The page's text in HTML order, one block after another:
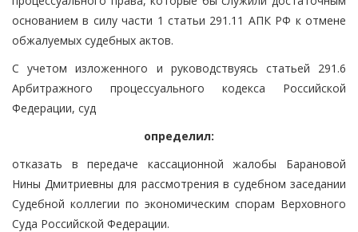
основанием в силу части 1 статьи 291.11 АПК РФ к отмене
обжалуемых судебных актов.
С учетом изложенного и руководствуясь статьей 291.6
Арбитражного процессуального кодекса Российской
Федерации, суд
определил:
отказать в передаче кассационной жалобы Барановой
Нины Дмитриевны для рассмотрения в судебном заседании
Судебной коллегии по экономическим спорам Верховного
Суда Российской Федерации.